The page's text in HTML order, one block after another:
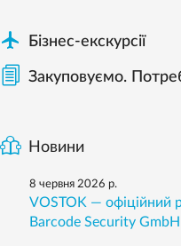
 Бізнес-екскурсії
Закуповуємо.
Новини
8 червня 2026 р.
VOSTOK — офіційний
Barcode Security GmbH